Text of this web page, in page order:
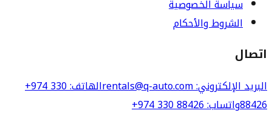
سياسة الخصوصية
الشروط والأحكام
اتصال
البريد الإلكتروني: rentals@q-auto.com الهاتف:
+974 330
88426واتساب:
+974 330 88426